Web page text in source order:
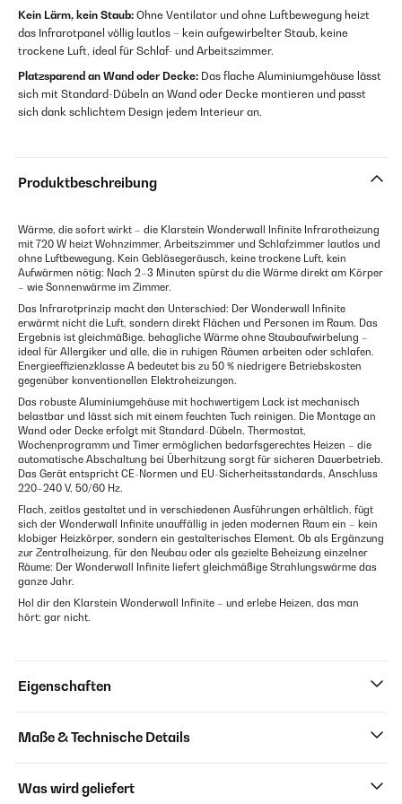
Kein Lärm, kein Staub: Ohne Ventilator und ohne Luftbewegung heizt
das Infrarotpanel völlig lautlos – kein aufgewirbelter Staub, keine
trockene Luft, ideal für Schlaf- und Arbeitszimmer.
Platzsparend an Wand oder Decke: Das flache Aluminiumgehäuse lässt
sich mit Standard-Dübeln an Wand oder Decke montieren und passt
sich dank schlichtem Design jedem Interieur an.
Produktbeschreibung
Wärme, die sofort wirkt – die Klarstein Wonderwall Infinite Infrarotheizung
mit 720 W heizt Wohnzimmer, Arbeitszimmer und Schlafzimmer lautlos und
ohne Luftbewegung. Kein Gebläsegeräusch, keine trockene Luft, kein
Aufwärmen nötig: Nach 2–3 Minuten spürst du die Wärme direkt am Körper
– wie Sonnenwärme im Zimmer.
Das Infrarotprinzip macht den Unterschied: Der Wonderwall Infinite
erwärmt nicht die Luft, sondern direkt Flächen und Personen im Raum. Das
Ergebnis ist gleichmäßige, behagliche Wärme ohne Staubaufwirbelung –
ideal für Allergiker und alle, die in ruhigen Räumen arbeiten oder schlafen.
Energieeffizienzklasse A bedeutet bis zu 50 % niedrigere Betriebskosten
gegenüber konventionellen Elektroheizungen.
Das robuste Aluminiumgehäuse mit hochwertigem Lack ist mechanisch
belastbar und lässt sich mit einem feuchten Tuch reinigen. Die Montage an
Wand oder Decke erfolgt mit Standard-Dübeln. Thermostat,
Wochenprogramm und Timer ermöglichen bedarfsgerechtes Heizen – die
automatische Abschaltung bei Überhitzung sorgt für sicheren Dauerbetrieb.
Das Gerät entspricht CE-Normen und EU-Sicherheitsstandards, Anschluss
220–240 V, 50/60 Hz.
Flach, zeitlos gestaltet und in verschiedenen Ausführungen erhältlich, fügt
sich der Wonderwall Infinite unauffällig in jeden modernen Raum ein – kein
klobiger Heizkörper, sondern ein gestalterisches Element. Ob als Ergänzung
zur Zentralheizung, für den Neubau oder als gezielte Beheizung einzelner
Räume: Der Wonderwall Infinite liefert gleichmäßige Strahlungswärme das
ganze Jahr.
Hol dir den Klarstein Wonderwall Infinite – und erlebe Heizen, das man
hört: gar nicht.
Eigenschaften
Maße & Technische Details
Was wird geliefert